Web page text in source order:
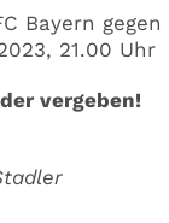
Bayern
21.00 Uhr
vergeben!